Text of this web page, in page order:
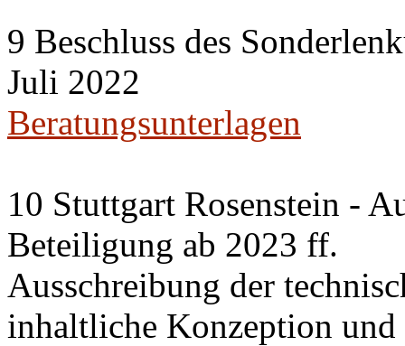
9 Beschluss des
Juli 2022
Beratungsunterlagen
10 Stuttgart Rosenstein -
Beteiligung ab 2023 ff.
Ausschreibung der
inhaltliche Konzeption